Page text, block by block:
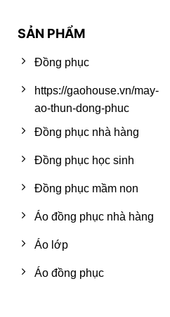
SẢN PHẨM
Đồng phục
https://gaohouse.vn/may-
ao-thun-dong-phuc
Đồng phục nhà hàng
Đồng phục học sinh
Đồng phục mầm non
Áo đồng phục nhà hàng
Áo lớp
Áo đồng phục